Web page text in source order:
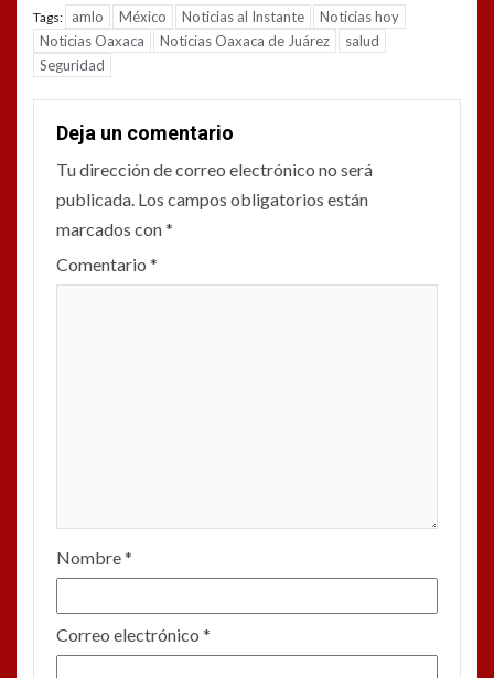
Tags: amlo México Noticias al Instante
Noticias hoy
Noticias Oaxaca
Noticias Oaxaca de Juárez
salud
Seguridad
Deja un comentario
Tu dirección de correo electrónico no será
publicada. Los campos obligatorios están
marcados con*
Comentario *
Nombre*
Correo electrónico *